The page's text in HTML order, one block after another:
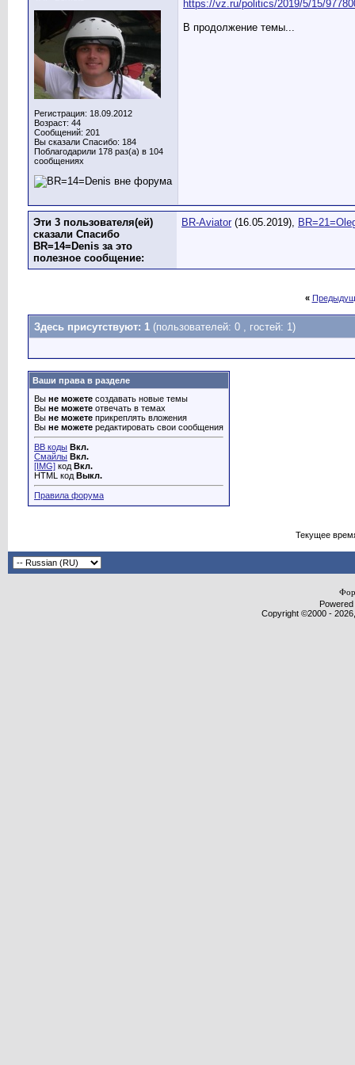
BR-Aviator Не стало основателя студии...
BR=34=Gosha https://www.standard.net/news/... 14.05.2019,
BR=21=Oleg Eagle Dynamics подтвердило...
BR=56=Lordfran
BR=14=Denis https://vz.ru/politics/2019/5/...
BR=21=Oleg
Регистрация: 18.09.2012
Возраст: 44
Сообщений: 201
Вы сказали Спасибо: 184
Поблагодарили 178 раз(а) в 104
сообщениях
https://vz.ru/politics/2019/5/15/
В продолжение темы...
Эти 3 пользователя(ей)
сказали Спасибо
BR=14=Denis за это
полезное сообщение:
BR-Aviator (16.05.2019),
«
Здесь присутствуют: 1 (пользователей: 0 , гостей: 1)
Ваши права в разделе
Вы не можете создавать новые темы
Вы не можете отвечать в темах
Вы не можете прикреплять вложения
Вы не можете редактировать свои сообщения
BB коды Вкл.
Смайлы Вкл.
[IMG] код Вкл.
HTML код Выкл.
Правила форума
Текущее
Copyright ©2000 -